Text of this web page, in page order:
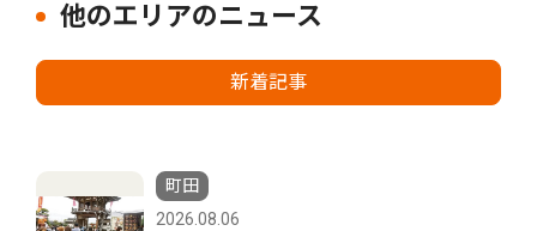
他のエリアのニュース
新着記事
町田
2026.08.06